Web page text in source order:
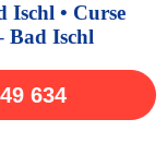
Ischl • Curse
Bad Ischl
634